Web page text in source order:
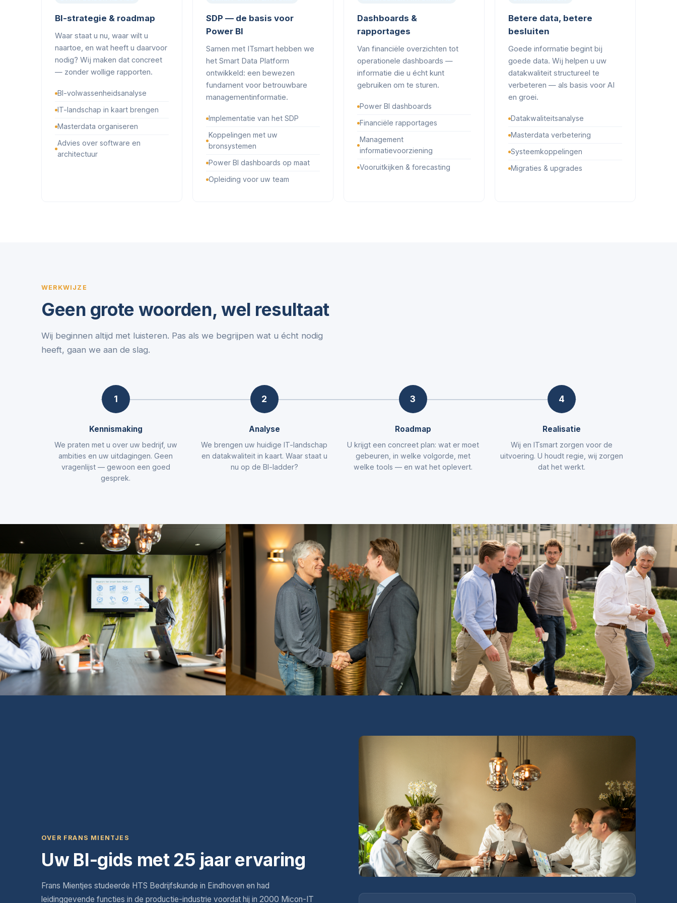
BI-strategie & roadmap
Waar staat u nu, waar wilt u
naartoe, en wat heeft u daarvoor
nodig? Wij maken dat concreet
— zonder wollige rapporten.
BI-volwassenheidsanalyse
IT-landschap in kaart brengen
Masterdata organiseren
Advies over software en
architectuur
SDP — de basis voor
Power BI
Samen met ITsmart hebben we
het Smart Data Platform
ontwikkeld: een bewezen
fundament voor betrouwbare
managementinformatie.
Implementatie van het SDP
Koppelingen met uw
bronsystemen
Power BI dashboards op maat
Opleiding voor uw team
Dashboards &
rapportages
Van financiële overzichten tot
operationele dashboards —
informatie die u écht kunt
gebruiken om te sturen.
Power BI dashboards
Financiële rapportages
Management
informatievoorziening
Vooruitkijken & forecasting
Betere data, betere
besluiten
Goede informatie begint bij
goede data. Wij helpen u uw
datakwaliteit structureel te
verbeteren — als basis voor AI
en groei.
Datakwaliteitsanalyse
Masterdata verbetering
Systeemkoppelingen
Migraties & upgrades
WERKWIJZE
Geen grote woorden, wel resultaat
Wij beginnen altijd met luisteren. Pas als we begrijpen wat u écht nodig
heeft, gaan we aan de slag.
1
Kennismaking
We praten met u over uw bedrijf, uw
ambities en uw uitdagingen. Geen
vragenlijst — gewoon een goed
gesprek.
2
Analyse
We brengen uw huidige IT-landschap
en datakwaliteit in kaart. Waar staat u
nu op de BI-ladder?
3
Roadmap
U krijgt een concreet plan: wat er moet
gebeuren, in welke volgorde, met
welke tools — en wat het oplevert.
4
Realisatie
Wij en ITsmart zorgen voor de
uitvoering. U houdt regie, wij zorgen
dat het werkt.
OVER FRANS MIENTJES
Uw BI-gids met 25 jaar ervaring
Frans Mientjes studeerde HTS Bedrijfskunde in Eindhoven en had
leidinggevende functies in de productie-industrie voordat hij in 2000 Micon-IT